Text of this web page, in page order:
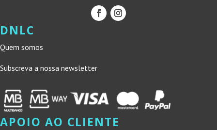
DNLC
Quem somos
Subscreva a nossa newsletter
APOIO AO CLIENTE